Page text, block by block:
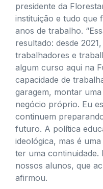
presidente da
instituição e tudo que
anos de trabalho.
resultado: desde
trabalhadores e
algum curso aqui na
capacidade de
garagem, montar
negócio próprio. Eu
continuem
futuro. A política
ideológica, mas é
ter uma
nossos alunos, que
afirmou.